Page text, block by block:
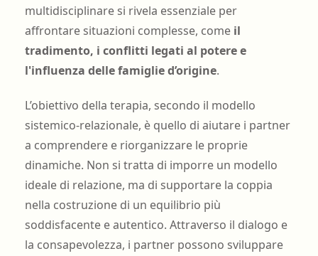
multidisciplinare si rivela essenziale per
affrontare situazioni complesse, come il
tradimento, i conflitti legati al potere e
l'influenza delle famiglie d’origine.
L’obiettivo della terapia, secondo il modello
sistemico-relazionale, è quello di aiutare i partner
a comprendere e riorganizzare le proprie
dinamiche. Non si tratta di imporre un modello
ideale di relazione, ma di supportare la coppia
nella costruzione di un equilibrio più
soddisfacente e autentico. Attraverso il dialogo e
la consapevolezza, i partner possono sviluppare